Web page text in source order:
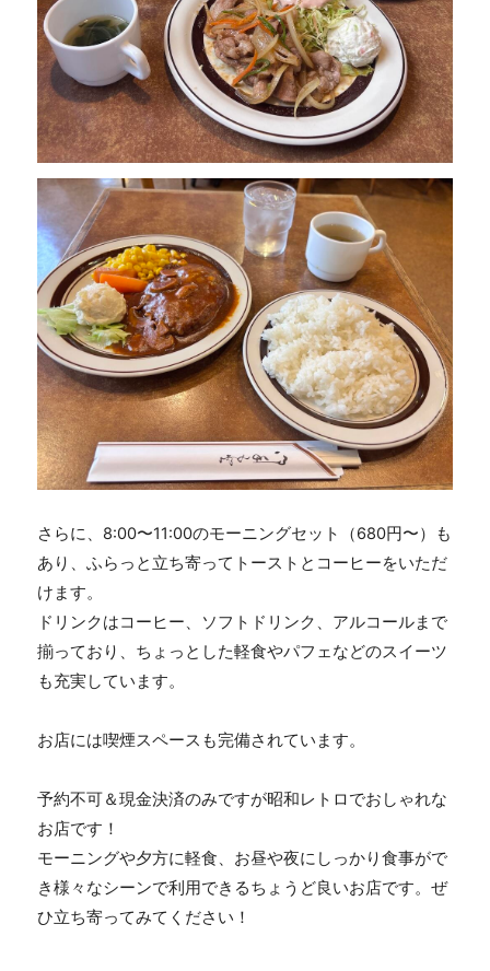
さらに、 8:00〜11:00のモーニングセット（680円〜）も
あり、ふらっと立ち寄ってトーストとコーヒーをいただ
けます。
ドリンクはコーヒー、ソフトドリンク、アルコールまで
揃っており、ちょっとした軽食やパフェなどのスイーツ
も充実しています。
お店には喫煙スペースも完備されています。
予約不可＆現金決済のみですが昭和レトロでおしゃれな
お店です！
モーニングや夕方に軽食、お昼や夜にしっかり食事がで
き様々なシーンで利用できるちょうど良いお店です。ぜ
ひ立ち寄ってみてください！